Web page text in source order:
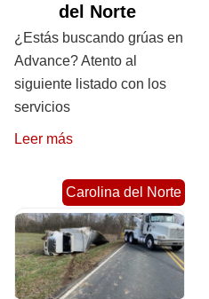
del Norte
¿Estás buscando grúas en
Advance? Atento al
siguiente listado con los
servicios
Leer más
Carolina del Norte